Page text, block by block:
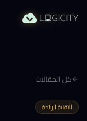
كل المقالات
التقنية الرائجة